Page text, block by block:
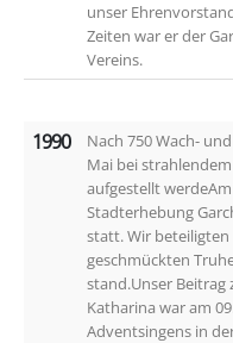
unser
Zeiten war er der
Vereins.
1990
Nach 750 Wach-
Mai bei
aufgestellt
Stadterhebung
statt. Wir
geschmückten
stand.Unser Beitrag
Katharina war am
Adventsingens in